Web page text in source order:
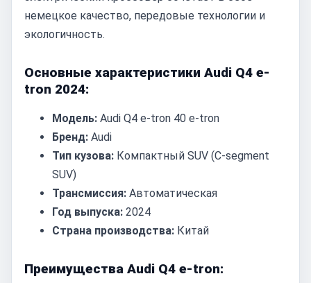
немецкое качество, передовые технологии и
экологичность.
Основные характеристики Audi Q4 e-
tron 2024:
Модель: Audi Q4 e-tron 40 e-tron
Бренд: Audi
Тип кузова: Компактный SUV (C-segment
SUV)
Трансмиссия: Автоматическая
Год выпуска: 2024
Страна производства: Китай
Преимущества Audi Q4 e-tron: